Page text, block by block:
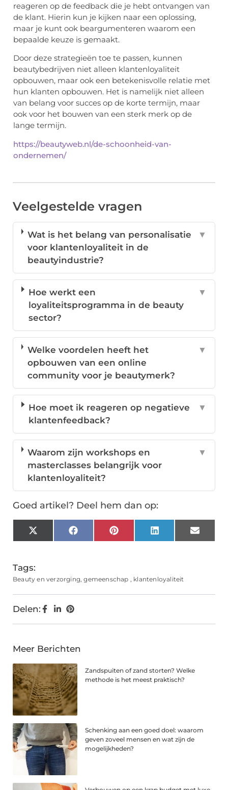
reageren op de feedback die je hebt ontvangen van
de klant. Hierin kun je kijken naar een oplossing,
maar je kunt ook beargumenteren waarom een
bepaalde keuze is gemaakt.
Door deze strategieën toe te passen, kunnen
beautybedrijven niet alleen klantenloyaliteit
opbouwen, maar ook een betekenisvolle relatie met
hun klanten opbouwen. Het is namelijk niet alleen
van belang voor succes op de korte termijn, maar
ook voor het bouwen van een sterk merk op de
lange termijn.
https://beautyweb.nl/de-schoonheid-van-
ondernemen/
Veelgestelde vragen
Wat is het belang van personalisatie
voor klantenloyaliteit in de
beautyindustrie?
▼
Hoe werkt een
loyaliteitsprogramma in de beauty
sector?
▼
Welke voordelen heeft het
opbouwen van een online
community voor je beautymerk?
▼
Hoe moet ik reageren op negatieve
klantenfeedback?
▼
Waarom zijn workshops en
masterclasses belangrijk voor
klantenloyaliteit?
▼
Goed artikel? Deel hem dan op:
X
(Twitter)
FacebookPinterestLinkedInEmail
Tags:
Beauty en verzorging,gemeenschap , klantenloyaliteit
Delen:
Meer Berichten
Zandspuiten of zand storten? Welke
methode is het meest praktisch?
Schenking aan een goed doel: waarom
geven zoveel mensen en wat zijn de
mogelijkheden?